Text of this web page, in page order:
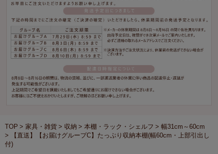
TOP 家具・雑貨 収納 本棚・ラック・シェルフ
幅31cm～60cm
【直送】【お届けグループC】たっぷり収納本棚(幅60cm・上部引出し
付)